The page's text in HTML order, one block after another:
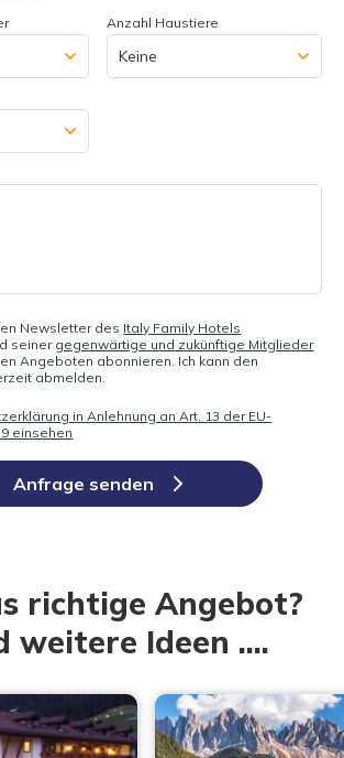
Anzahl Haustiere
Newsletter des Italy Family Hotels
seiner gegenwärtige und zukünftige Mitglieder
Angeboten abonnieren. Ich kann den
abmelden.
in Anlehnung an Art. 13 der EU-
einsehen
Anfrage senden
richtige Angebot?
weitere Ideen ....